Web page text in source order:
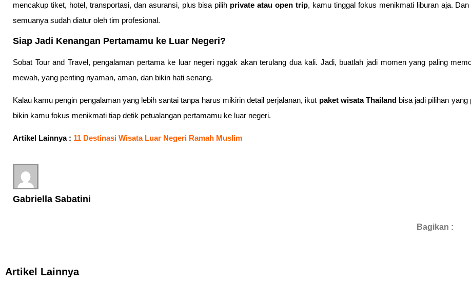
mencakup tiket, hotel, transportasi, dan asuransi, plus bisa pilih private atau open trip, kamu tinggal fokus menikmati liburan aja.
semuanya sudah diatur oleh tim profesional.
Siap Jadi Kenangan Pertamamu ke Luar Negeri?
Sobat Tour and Travel, pengalaman pertama ke luar negeri nggak akan terulang dua kali. Jadi, buatlah jadi momen yang paling
mewah, yang penting nyaman, aman, dan bikin hati senang.
Kalau kamu pengin pengalaman yang lebih santai tanpa harus mikirin detail perjalanan, ikut paket wisata Thailandbisa jadi pilihan yang
bikin kamu fokus menikmati tiap detik petualangan pertamamu ke luar negeri.
Artikel Lainnya : 11 Destinasi Wisata Luar Negeri Ramah Muslim
Gabriella Sabatini
Bagikan :
Artikel Lainnya